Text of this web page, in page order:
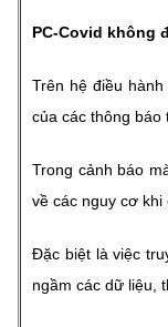
PC-Covid không
Trên hệ điều
của các thông báo
Trong cảnh báo
về các nguy cơ khi
Đặc biệt là việc
ngầm các dữ liệu,